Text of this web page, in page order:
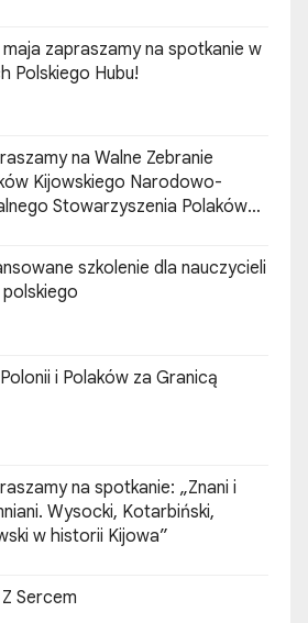
maja zapraszamy na spotkanie w
Polskiego Hubu!
na Walne Zebranie
Kijowskiego Narodowo-
Stowarzyszenia Polaków
szkolenie dla nauczycieli
i Polaków za Granicą
na spotkanie: „Znani i
Wysocki, Kotarbiński,
w historii Kijowa”
Sercem